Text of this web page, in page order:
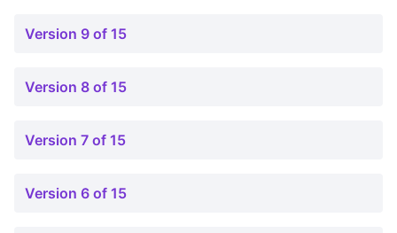
Version 9 of 15
Version 8 of 15
Version 7 of 15
Version 6 of 15